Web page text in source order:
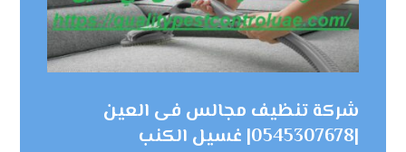
شركة تنظيف مجالس فى العين
|0545307678| غسيل الكنب